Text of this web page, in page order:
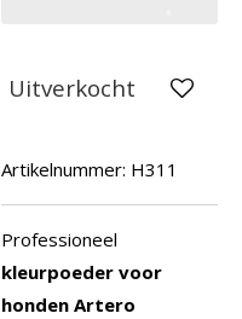
Uitverkocht
Artikelnummer: H311
Professioneel
kleurpoeder voor
honden Artero